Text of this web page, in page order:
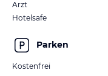
Arzt
Hotelsafe
Parken
Kostenfrei